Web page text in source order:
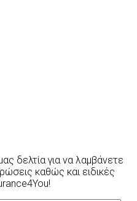
δελτία για να λαμβάνετε
καθώς και ειδικές